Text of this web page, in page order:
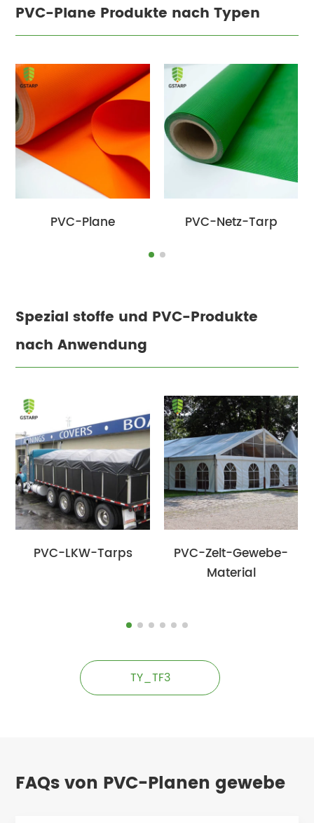
PVC-Plane Produkte nach Typen
PVC-Plane PVC-Netz-Tarp
Spezial stoffe und PVC-Produkte
nach Anwendung
PVC-LKW-Tarps
PVC-Zelt-Gewebe-
Material
TY_TF3
FAQs von PVC-Planen gewebe